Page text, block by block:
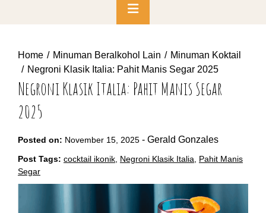
Primary
Menu
Home Minuman Beralkohol Lain
Minuman Koktail
Negroni Klasik Italia: Pahit Manis Segar 2025
Negroni Klasik Italia: Pahit Manis Segar
2025
Posted on: November 15, 2025 - Gerald Gonzales
Post Tags: cocktail ikonik, Negroni Klasik Italia, Pahit Manis
Segar